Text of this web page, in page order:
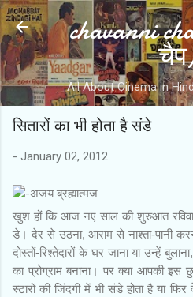
Skip to main
chavanni
All About Cinema in Hindi
सितारों का भी होता है संडे
- January 02, 2012
-अजय ब्रह्मात्‍मज
खुश हों कि आज नए साल की शुरुआत
डे। देर से उठना, आराम से नाश्ता-पानी
दोस्तों-रिश्तेदारों के घर जाना या उन्हें
का प्रोग्राम बनाना। पर क्या आपकी इस
स्टारों की जिंदगी में भी संडे होता है या